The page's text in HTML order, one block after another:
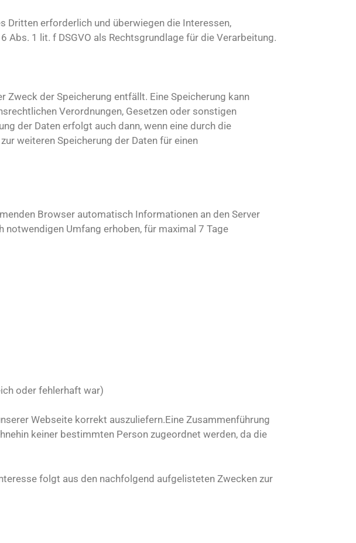
Dritten erforderlich und überwiegen die Interessen,
1 lit. f DSGVO als Rechtsgrundlage für die Verarbeitung.
der Speicherung entfällt. Eine Speicherung kann
Verordnungen, Gesetzen oder sonstigen
der Daten erfolgt auch dann, wenn eine durch die
weiteren Speicherung der Daten für einen
Browser automatisch Informationen an den Server
Umfang erhoben, für maximal 7 Tage
oder fehlerhaft war)
Webseite korrekt auszuliefern.Eine Zusammenführung
keiner bestimmten Person zugeordnet werden, da die
folgt aus den nachfolgend aufgelisteten Zwecken zur